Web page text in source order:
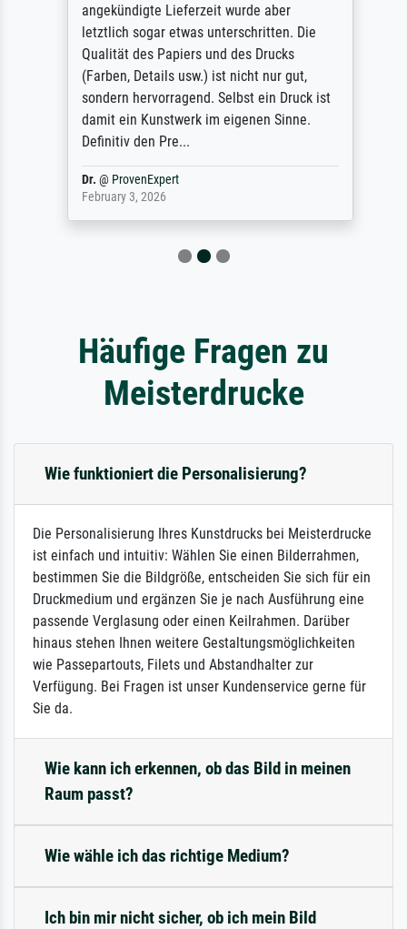
angekündigte Lieferzeit wurde aber
letztlich sogar etwas unterschritten. Die
Qualität des Papiers und des Drucks
(Farben, Details usw.) ist nicht nur gut,
sondern hervorragend. Selbst ein Druck ist
damit ein Kunstwerk im eigenen Sinne.
Definitiv den Pre...
Dr.@ProvenExpert
February 3, 2026
Häufige Fragen zu
Meisterdrucke
Wie funktioniert die Personalisierung?
Die Personalisierung Ihres Kunstdrucks bei Meisterdrucke
ist einfach und intuitiv: Wählen Sie einen Bilderrahmen,
bestimmen Sie die Bildgröße, entscheiden Sie sich für ein
Druckmedium und ergänzen Sie je nach Ausführung eine
passende Verglasung oder einen Keilrahmen. Darüber
hinaus stehen Ihnen weitere Gestaltungsmöglichkeiten
wie Passepartouts, Filets und Abstandhalter zur
Verfügung. Bei Fragen ist unser Kundenservice gerne für
Sie da.
Wie kann ich erkennen, ob das Bild in meinen
Raum passt?
Wie wähle ich das richtige Medium?
Ich bin mir nicht sicher, ob ich mein Bild